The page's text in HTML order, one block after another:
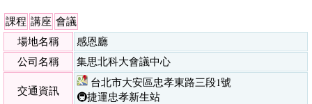
課程 講座 會議
場地名稱
感恩廳
公司名稱
集思北科大會議中心
交通資訊
台北市大安區忠孝東路三段1號
🚇捷運忠孝新生站